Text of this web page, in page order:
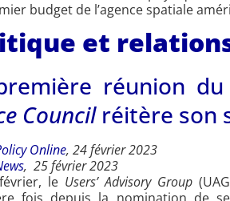
budget de l’agence spatiale
et
réunion
Councilréitère son
Online, 24 février 2023
, 25 février 2023
le Users’ Advisory Group